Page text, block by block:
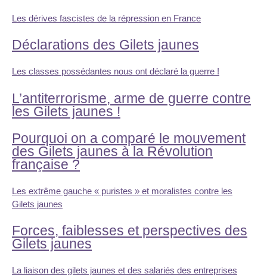
Les dérives fascistes de la répression en France
Déclarations des Gilets jaunes
Les classes possédantes nous ont déclaré la guerre !
L’antiterrorisme, arme de guerre contre
les Gilets jaunes !
Pourquoi on a comparé le mouvement
des Gilets jaunes à la Révolution
française ?
Les extrême gauche « puristes » et moralistes contre les
Gilets jaunes
Forces, faiblesses et perspectives des
Gilets jaunes
La liaison des gilets jaunes et des salariés des entreprises